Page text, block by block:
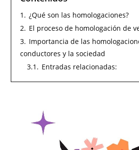
1. ¿Qué son las homologaciones?
2. El proceso de homologación de
3. Importancia de las
conductores y la sociedad
3.1. Entradas relacionadas: